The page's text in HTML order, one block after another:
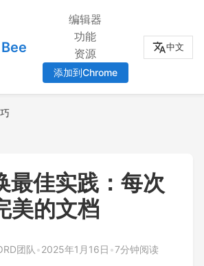
编辑器
功能
资源
添加到Chrome
中文
最佳实践：每次
美的文档
团队 •2025年1月16日 •7分钟阅读